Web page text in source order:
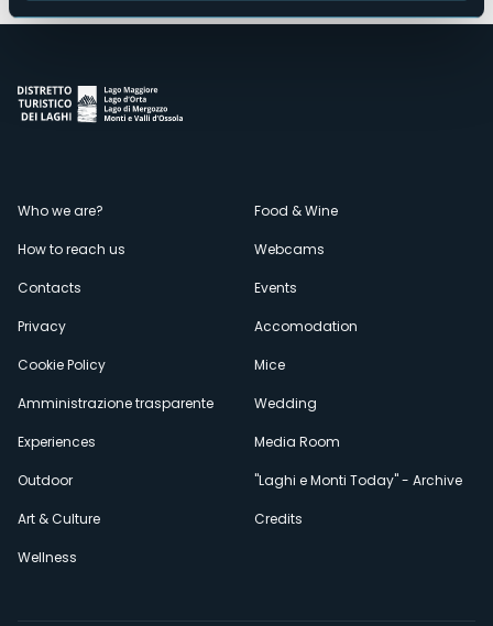
Menù
secondario
Who we are?
How to reach us
Contacts
Privacy
Cookie Policy
Amministrazione trasparente
Experiences
Outdoor
Art & Culture
Wellness
Food & Wine
Webcams
Events
Accomodation
Mice
Wedding
Media Room
"Laghi e Monti Today" - Archive
Credits